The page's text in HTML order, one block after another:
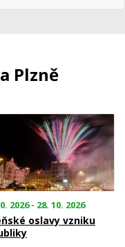
Plzně
2026 - 28. 10. 2026
oslavy vzniku